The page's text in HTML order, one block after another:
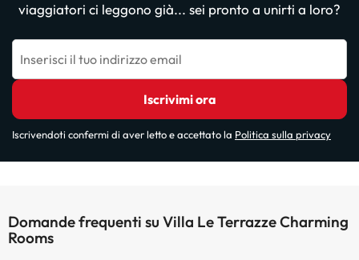
viaggiatori ci leggono già... sei pronto a unirti a loro?
Inserisci il tuo indirizzo email
Iscrivimi ora
Iscrivendoti confermi di aver letto e accettato la Politica sulla privacy
Domande frequenti su Villa Le Terrazze Charming
Rooms